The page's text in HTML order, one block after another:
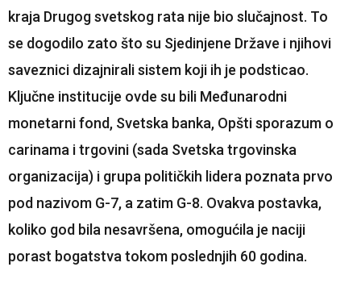
kraja Drugog svetskog rata nije bio slučajnost. To
se dogodilo zato što su Sjedinjene Države i njihovi
saveznici dizajnirali sistem koji ih je podsticao.
Ključne institucije ovde su bili Međunarodni
monetarni fond, Svetska banka, Opšti sporazum o
carinama i trgovini (sada Svetska trgovinska
organizacija) i grupa političkih lidera poznata prvo
pod nazivom G-7, a zatim G-8. Ovakva postavka,
koliko god bila nesavršena, omogućila je naciji
porast bogatstva tokom poslednjih 60 godina.